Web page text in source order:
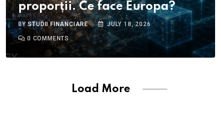
proporții. Ce face Europa?
BYSTUDII FINANCIARE JULY 18, 2026
0 COMMENTS
Load More